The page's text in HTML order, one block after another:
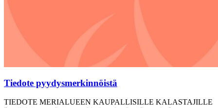
Tiedote pyydysmerkinnöistä
TIEDOTE MERIALUEEN KAUPALLISILLE KALASTAJILLE